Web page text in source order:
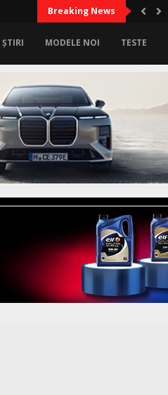
Breaking News
ȘTIRI MODELE NOI TESTE